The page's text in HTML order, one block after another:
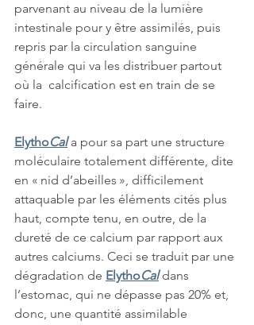
parvenant au niveau de la lumière
intestinale pour y être assimilés, puis
repris par la circulation sanguine
générale qui va les distribuer partout
où la  calcification est en train de se
faire.
ElythoCal a pour sa part une structure
moléculaire totalement différente, dite
en « nid d’abeilles », difficilement
attaquable par les éléments cités plus
haut, compte tenu, en outre, de la
dureté de ce calcium par rapport aux
autres calciums. Ceci se traduit par une
dégradation de ElythoCal dans
l’estomac, qui ne dépasse pas 20% et,
donc, une quantité assimilable